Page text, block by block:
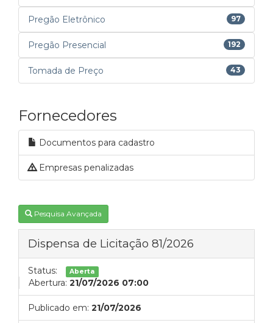
Pregão Eletrônico 97
Pregão Presencial 192
Tomada de Preço 43
Fornecedores
Documentos para cadastro
Empresas penalizadas
Pesquisa Avançada
Dispensa de Licitação 81/2026
Status: Aberta
Abertura: 21/07/2026 07:00
Publicado em: 21/07/2026